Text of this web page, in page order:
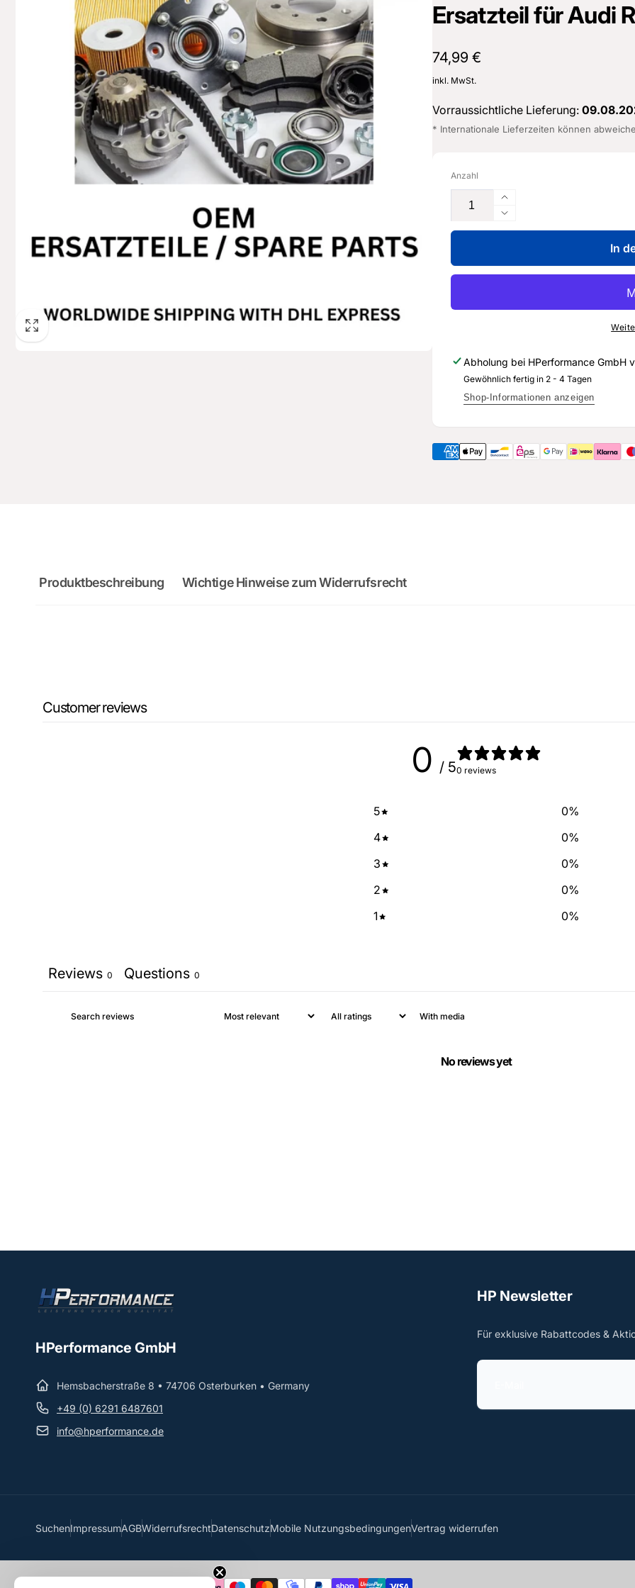
Ersatzteil für Audi
Normaler
Preis
74,99 €
inkl. MwSt.
Vorraussichtliche Lieferung:
* Internationale Lieferzeiten können
Anzahl
Erhöhe
die
Menge
Spannbügel
-
253
Original
Ersatzteil
für
Sportback
Verringere
die
für
Spannbügel
07K
-
Original
Ersatzteil
RS3
Sportback
In
Abholung bei HPerformance GmbH
Gewöhnlich fertig in 2 - 4 Tagen
Shop-Informationen anzeigen
Produktbeschreibung Wichtige Hinweise zum Widerrufsrecht
Customer reviews
0 / 50 reviews
5 0%
4
0%
3
0%
2
0%
1
0%
Reviews 0 Questions 0
With media
No reviews yet
HPerformance GmbH
Hemsbacherstraße 8 • 74706 Osterburken • Germany
+49 (0) 6291 6487601
info@hperformance.de
HP Newsletter
Für exklusive Rabattcodes &
E
SuchenImpressumAGBWiderrufsrechtDatenschutzMobile NutzungsbedingungenVertrag widerrufen